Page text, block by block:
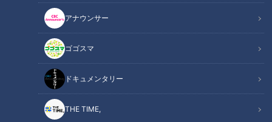
アナウンサー
ゴゴスマ
ドキュメンタリー
THE TIME,
ファン注目の登板となった。２０２２年のシーズン最終戦、根
尾“投手”にとっては波乱万丈、そしてこれからの野球人生にと
って大きな節目の年となった。
根尾にとっての３ポジション
投手・根尾昂の歩みには？